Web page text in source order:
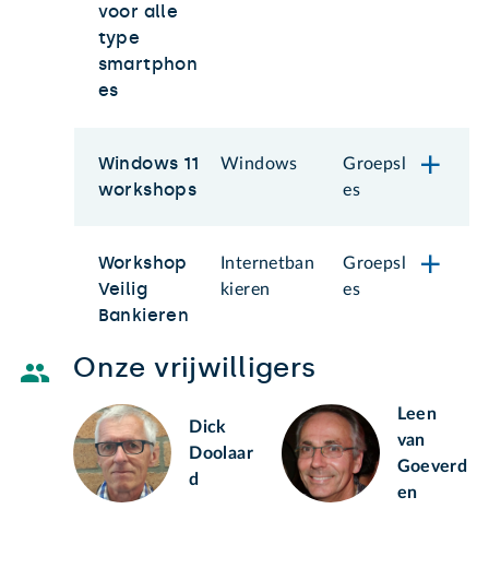
voor alle
type
smartphon
es
Windows 11
workshops
Windows
Groepsl
es
Workshop
Veilig
Bankieren
Internetban
kieren
Groepsl
es
Onze vrijwilligers
Dick
Doolaar
d
Leen
van
Goeverd
en